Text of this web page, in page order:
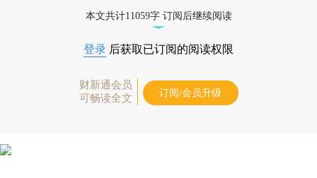
本文共计11059字 订阅后继续阅读
登录 后获取已订阅的阅读权限
财新通会员
可畅读全文
订阅/会员升级